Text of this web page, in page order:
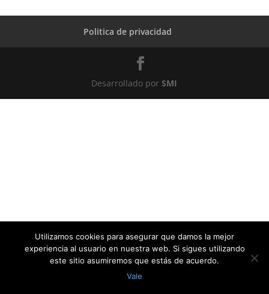
Politica de privacidad
Desarrollado porSMI
Utilizamos cookies para asegurar que damos la mejor
experiencia al usuario en nuestra web. Si sigues utilizando
este sitio asumiremos que estás de acuerdo.
Vale